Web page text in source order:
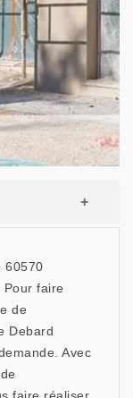
60570
Pour faire
de
Debard
Avec